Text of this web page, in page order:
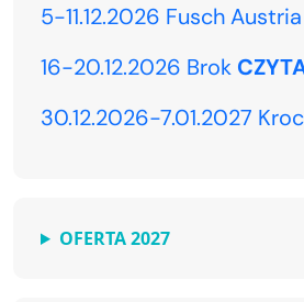
5-11.12.2026 Fusch Austria
16-20.12.2026 Brok
30.12.2026-7.01.2027
OFERTA 2027